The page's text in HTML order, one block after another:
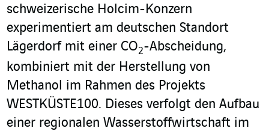
schweizerische Holcim-Konzern
experimentiert am deutschen Standort
Lägerdorf mit einer CO2-Abscheidung,
kombiniert mit der Herstellung von
Methanol im Rahmen des Projekts
WESTKÜSTE100. Dieses verfolgt den Aufbau
einer regionalen Wasserstoffwirtschaft im